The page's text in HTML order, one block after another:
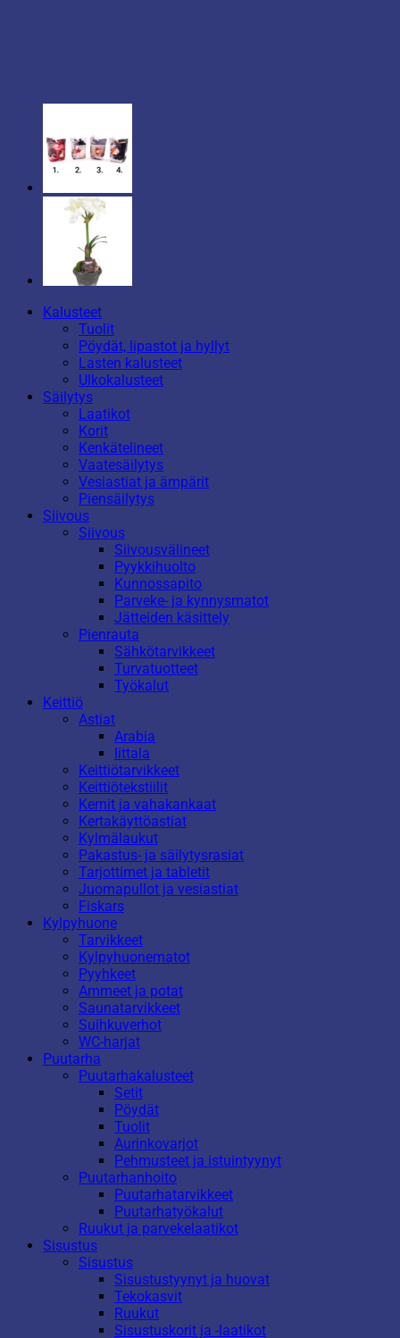
Kalusteet
Tuolit
Pöydät, lipastot ja hyllyt
Lasten kalusteet
Ulkokalusteet
Säilytys
Laatikot
Korit
Kenkätelineet
Vaatesäilytys
Vesiastiat ja ämpärit
Piensäilytys
Siivous
Siivous
Siivousvälineet
Pyykkihuolto
Kunnossapito
Parveke- ja kynnysmatot
Jätteiden käsittely
Pienrauta
Sähkötarvikkeet
Turvatuotteet
Työkalut
Keittiö
Astiat
Arabia
Iittala
Keittiötarvikkeet
Keittiötekstiilit
Kernit ja vahakankaat
Kertakäyttöastiat
Kylmälaukut
Pakastus- ja säilytysrasiat
Tarjottimet ja tabletit
Juomapullot ja vesiastiat
Fiskars
Kylpyhuone
Tarvikkeet
Kylpyhuonematot
Pyyhkeet
Ammeet ja potat
Saunatarvikkeet
Suihkuverhot
WC-harjat
Puutarha
Puutarhakalusteet
Setit
Pöydät
Tuolit
Aurinkovarjot
Pehmusteet ja istuintyynyt
Puutarhanhoito
Puutarhatarvikkeet
Puutarhatyökalut
Ruukut ja parvekelaatikot
Sisustus
Sisustus
Sisustustyynyt ja huovat
Tekokasvit
Ruukut
Sisustuskorit ja -laatikot